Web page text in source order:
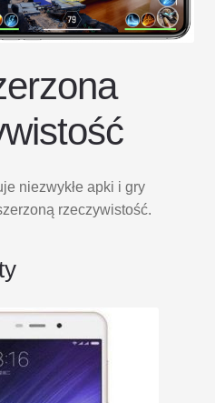
niezwykłe apki i gry
rzeczywistość.